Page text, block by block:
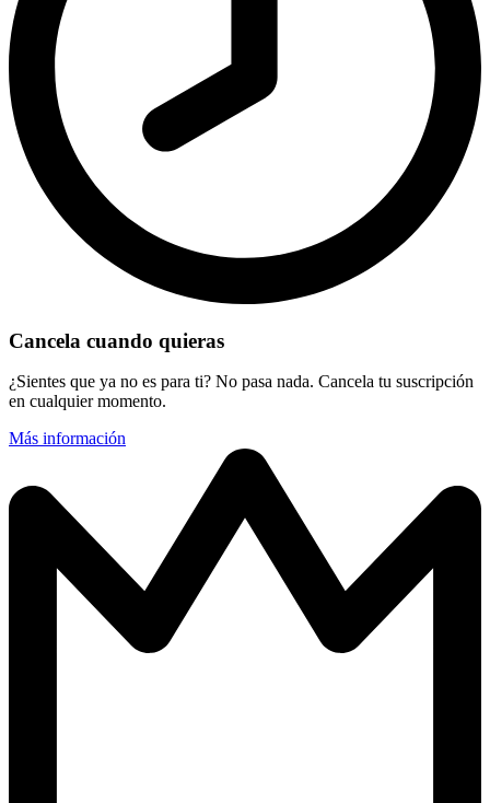
Cancela cuando quieras
¿Sientes que ya no es para ti? No pasa nada. Cancela tu suscripción
en cualquier momento.
Más información